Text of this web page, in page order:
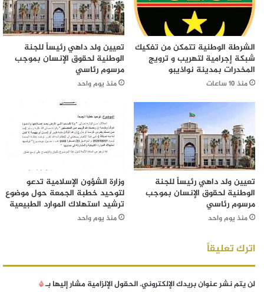
الشرطة الوطنية تتمكن من تفكيك
شبكة إجرامية لتهريب و ترويج
المخدرات بمدينة نواذيبو
منذ 10 ساعات
تعيين ولد داهي رئيساً للجنة
الوطنية لحقوق الإنسان بموجب
مرسوم رئاسي
منذ يوم واحد
تعيين ولد داهي رئيساً للجنة
الوطنية لحقوق الإنسان بموجب
مرسوم رئاسي
منذ يوم واحد
وزارة الشؤون الإسلامية تدعو
لتوحيد خطبة الجمعة حول موضوع
ترشيد استهلاك الموارد الطبيعية
منذ يوم واحد
اترك تعليقاً
لن يتم نشر عنوان بريدك الإلكتروني.الحقول الإلزامية مشار إليها بـ*